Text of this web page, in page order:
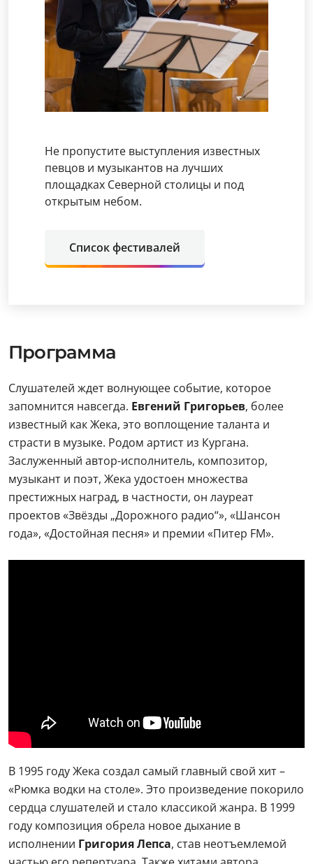
Не пропустите выступления известных
певцов и музыкантов на лучших
площадках Северной столицы и под
открытым небом.
Список фестивалей
Программа
Слушателей ждет волнующее событие, которое
запомнится навсегда. Евгений Григорьев, более
известный как Жека, это воплощение таланта и
страсти в музыке. Родом артист из Кургана.
Заслуженный автор-исполнитель, композитор,
музыкант и поэт, Жека удостоен множества
престижных наград, в частности, он лауреат
проектов «Звёзды „Дорожного радио“», «Шансон
года», «Достойная песня» и премии «Питер FM».
В 1995 году Жека создал самый главный свой хит –
«Рюмка водки на столе». Это произведение покорило
сердца слушателей и стало классикой жанра. В 1999
году композиция обрела новое дыхание в
исполнении Григория Лепса, став неотъемлемой